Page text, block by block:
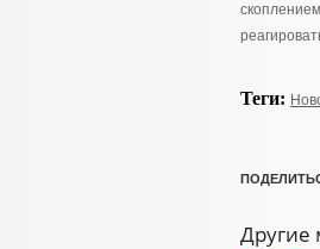
Теги:
Другие